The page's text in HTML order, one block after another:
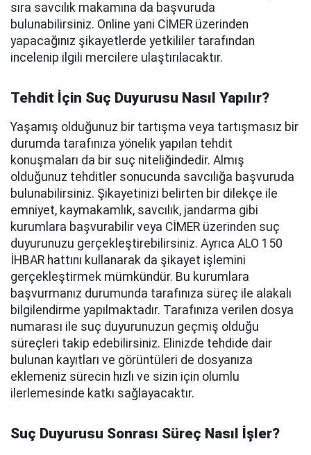
sıra savcılık makamına da başvuruda
bulunabilirsiniz. Online yani CİMER üzerinden
yapacağınız şikayetlerde yetkililer tarafından
incelenip ilgili mercilere ulaştırılacaktır.
Tehdit İçin Suç Duyurusu Nasıl Yapılır?
Yaşamış olduğunuz bir tartışma veya tartışmasız bir
durumda tarafınıza yönelik yapılan tehdit
konuşmaları da bir suç niteliğindedir. Almış
olduğunuz tehditler sonucunda savcılığa başvuruda
bulunabilirsiniz. Şikayetinizi belirten bir dilekçe ile
emniyet, kaymakamlık, savcılık, jandarma gibi
kurumlara başvurabilir veya CİMER üzerinden suç
duyurunuzu gerçekleştirebilirsiniz. Ayrıca ALO 150
İHBAR hattını kullanarak da şikayet işlemini
gerçekleştirmek mümkündür. Bu kurumlara
başvurmanız durumunda tarafınıza süreç ile alakalı
bilgilendirme yapılmaktadır. Tarafınıza verilen dosya
numarası ile suç duyurunuzun geçmiş olduğu
süreçleri takip edebilirsiniz. Elinizde tehdide dair
bulunan kayıtları ve görüntüleri de dosyanıza
eklemeniz sürecin hızlı ve sizin için olumlu
ilerlemesinde katkı sağlayacaktır.
Suç Duyurusu Sonrası Süreç Nasıl İşler?